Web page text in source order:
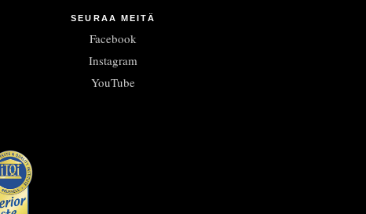
SEURAA MEITÄ
Facebook
Instagram
YouTube